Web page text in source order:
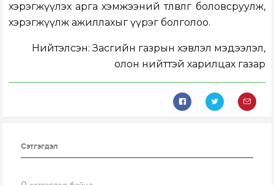
хэрэгжүүлэх арга хэмжээний төлөвлөгөө боловсруулж,
хэрэгжүүлж ажиллахыг үүрэг болголоо.
Нийтэлсэн:Засгийн газрын хэвлэл мэдээлэл,
олон нийттэй харилцах газар
Сэтгэгдэл